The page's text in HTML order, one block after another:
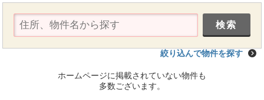
絞り込んで物件を探す
ホームページに掲載されていない物件も
多数ございます。